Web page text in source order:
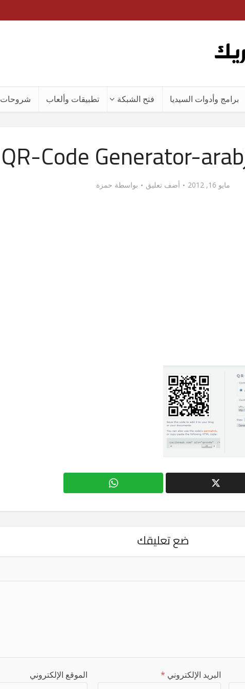
برامج وأدوات السيديا فتح الشبكة تطبيقات وألعاب شروحات
QR-Code Generator-
مايو 16, 2012 أضف تعليق بواسطة حمزة
ضع تعليقك
البريد الإلكتروني * الموقع الإلكتروني